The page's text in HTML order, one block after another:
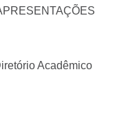
Acadêmico